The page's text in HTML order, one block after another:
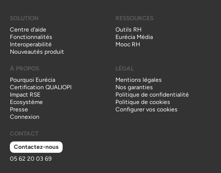
SOLUTION
Centre d'aide
Fonctionnalités
Interoperabilité
Nouveautés produit
RESSOURCES
Outils RH
Eurécia Média
Mooc RH
À PROPOS
Pourquoi Eurécia
Certification QUALIOPI
Impact RSE
Ecosystème
Presse
Connexion
LÉGAL
Mentions légales
Nos garanties
Politique de confidentialité
Politique de cookies
Configurer vos cookies
CONTACT
Contactez-nous
05 62 20 03 69